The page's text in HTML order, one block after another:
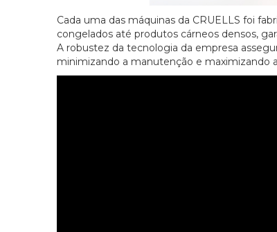
Cada uma das máquinas da CRUELLS foi
congelados até produtos cárneos densos,
A robustez da tecnologia da empresa
minimizando a manutenção e maximizando